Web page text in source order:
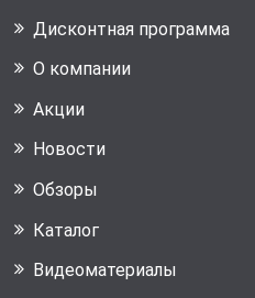
Дисконтная программа
О компании
Акции
Новости
Обзоры
Каталог
Видеоматериалы